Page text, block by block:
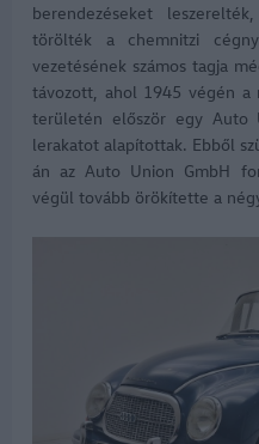
berendezéseket
törölték a chemnitzi
vezetésének számos tagja
távozott, ahol 1945 végén a
területén először egy Auto
lerakatot alapítottak. Ebből
án az Auto Union GmbH
végül tovább örökítette a